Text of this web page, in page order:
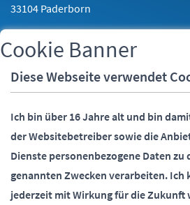
33104 Paderborn
Telefon:05251 88-0
Fax:
05251 88-2000
E-Mail: info@paderborn.de
SOCIALMEDIA
Cookie Banner
Diese Webseite verwendet
Ich bin über 16 Jahre alt und bin
der Websitebetreiber sowie die
Dienste personenbezogene Daten zu
genannten Zwecken verarbeiten. Ich
jederzeit mit Wirkung für die Zukunft